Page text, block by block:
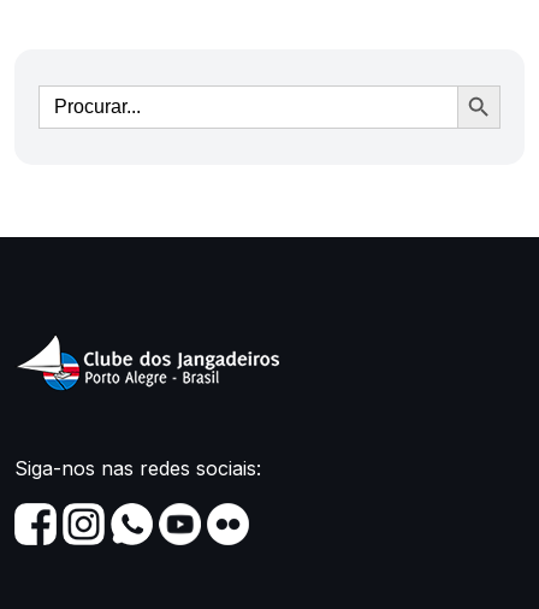
Ir
Siga-nos nas redes sociais: